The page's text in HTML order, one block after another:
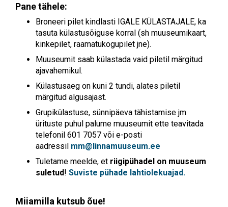
Pane tähele:
Broneeri pilet kindlasti IGALE KÜLASTAJALE, ka
tasuta külastusõiguse korral (sh muuseumikaart,
kinkepilet, raamatukogupilet jne).
Muuseumit saab külastada vaid piletil märgitud
ajavahemikul.
Külastusaeg on kuni 2 tundi, alates piletil
märgitud algusajast.
Grupikülastuse, sünnipäeva tähistamise jm
ürituste puhul palume muuseumit ette teavitada
telefonil 601 7057 või e-posti
aadressil mm@linnamuuseum.ee
Tuletame meelde, et riigipühadel on muuseum
suletud! Suviste pühade lahtiolekuajad.
Miiamilla kutsub õue!